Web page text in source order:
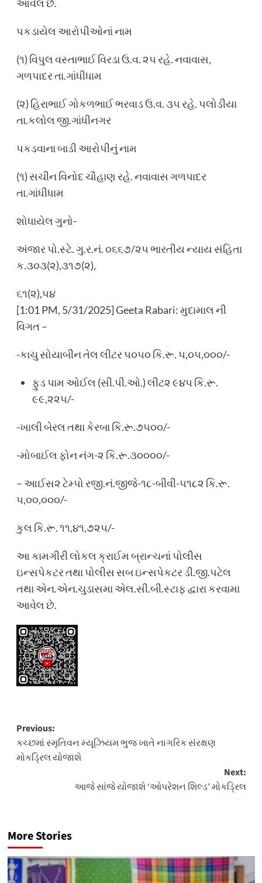
આવેલ છે.
પકડાયેલ આરોપીઓનાં નામ
(૧) વિપુલ વસ્તાભાઈ વિરડા ઉ.વ. ૨૫ રહે. નવાવાસ,
ગળપાદર તા.ગાંધીધામ
(૨) હિરાભાઈ ગોકળભાઈ ભરવાડ ઉ.વ. ૩૫ રહે. પલોડીયા
તા.કલોલ જી.ગાંધીનગર
પકડવાના બાડી આરોપીનું નામ
(૧) સચીન વિનોદ ચૌહાણ રહે. નવાવાસ ગળપાદર
તા.ગાંધીધામ
શોધાયેલ ગુનો-
અંજાર પો.સ્ટે. ગુ.ર.નં. ૦૬૬૭/૨૫ ભારતીય ન્યાય સંહિતા
ક.૩૦૩(૨),૩૧૭(૨),
૬૧(૨),૫૪
[1:01 PM, 5/31/2025] Geeta Rabari: મુદામાલ ની
વિગત –
-કાચુ સોયાબીન તેલ લીટર ૫૦૫૦ કિ.રૂ. ૫,૦૫,૦૦૦/-
ફુડ પામ ઓઈલ (સી.પી.ઓ.) લીટ૨ ૯૪૫ કિ.રૂ.
૯૯,૨૨૫/-
-ખાલી બેરલ તથા કેરબા કિ.રૂ.૭૫૦૦/-
-મોબાઈલ ફોન નંગ-૨ કિ.રૂ.૩૦૦૦૦/-
– આઈસ૨ ટેમ્પો રજી.નં.જીજે-૧૮-બીવી-૫૧૮૨ કિ.રૂ.
૫,૦૦,૦૦૦/-
કુલ કિ.રૂ. ૧૧,૪૧,૭૨૫/-
આ કામગીરી લોકલ ક્રાઈમ બ્રાન્ચનાં પોલીસ
ઇન્સપેકટર તથા પોલીસ સબ ઇન્સપેકટર ડી.જી.પટેલ
તથા એન.એન.ચુડાસમા એલ.સી.બી.સ્ટાફ દ્વારા કરવામા
આવેલ છે.
Post
navigation
Previous:
કચ્છમાં સ્મૃતિવન મ્યૂઝિયમ ભુજ ખાતે નાગરિક સંરક્ષણ
મોકડ્રિલ યોજાશે
Next:
આજે સાંજે યોજાશે ‘ઓપરેશન શિલ્ડ’ મોકડ્રિલ
More Stories